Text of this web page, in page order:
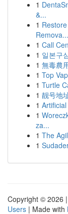
1
&...
1
Remova...
1 Call
1 일본구
1 無毒農
1 Top
1 Turtle
1 靓号地
1
1
za...
1 The
1
Copyright © 2026 |
Users | Made with